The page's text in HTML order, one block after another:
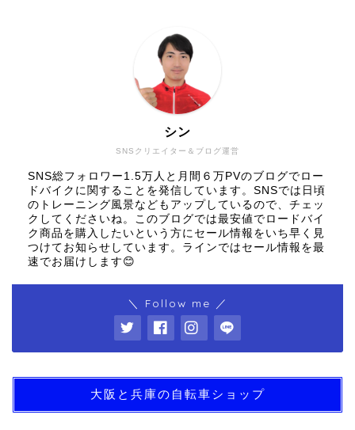
SNSクリエイター＆ブログ運営
シン
SNS総フォロワー1.5万人と月間６万PVのブログでロー
ドバイクに関することを発信しています。SNSでは日頃
のトレーニング風景などもアップしているので、チェッ
クしてくださいね。このブログでは最安値でロードバイ
ク商品を購入したいという方にセール情報をいち早く見
つけてお知らせしています。ラインではセール情報を最
速でお届けします😊
＼ Follow me ／
大阪と兵庫の自転車ショップ